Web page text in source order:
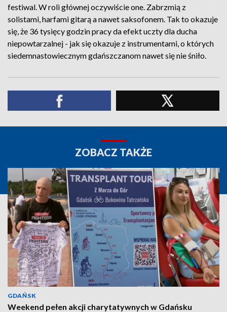
festiwal. W roli głównej oczywiście one. Zabrzmią z
solistami, harfami gitarą a nawet saksofonem. Tak to okazuje
się, że 36 tysięcy godzin pracy da efekt uczty dla ducha
niepowtarzalnej - jak się okazuje z instrumentami, o których
siedemnastowiecznym gdańszczanom nawet się nie śniło.
ZOBACZ TAKŻE
GDAŃSK
Weekend pełen akcji charytatywnych w Gdańsku